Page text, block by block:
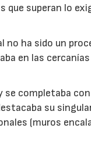
que superan lo
no ha sido un
en las
se completaba
su
(muros